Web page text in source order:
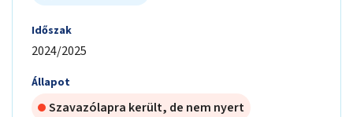
Időszak
2024/2025
Állapot
Szavazólapra került, de nem nyert